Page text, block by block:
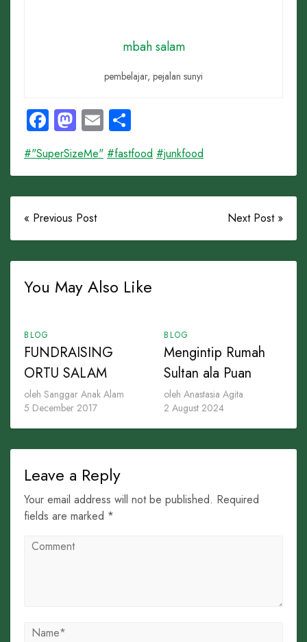
mbah salam
pembelajar, pejalan sunyi
Facebook
Mastodon
Email
#"SuperSizeMe" #fastfood #junkfood
« Previous Post Next Post »
You May Also Like
BLOG
FUNDRAISING
ORTU SALAM
oleh Sanggar Anak Alam
5 December 2017
BLOG
Mengintip Rumah
Sultan ala Puan
oleh Anastasia Agita
2 August 2024
Leave a Reply
Your email address will not be published. Required
fields are marked *